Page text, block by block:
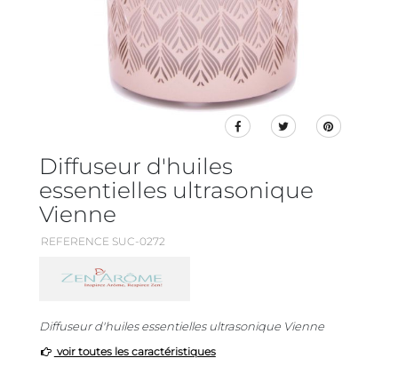
Diffuseur d'huiles
essentielles ultrasonique
Vienne
REFERENCE SUC-0272
Diffuseur d'huiles essentielles ultrasonique Vienne
voir toutes les caractéristiques